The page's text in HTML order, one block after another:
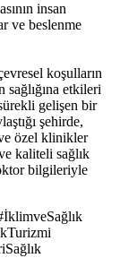
insan
ve beslenme
koşulların
sağlığına etkileri
gelişen bir
şehirde,
özel klinikler
kaliteli sağlık
bilgileriyle